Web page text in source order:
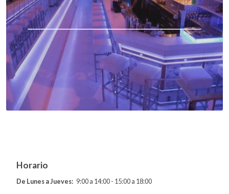
Horario
De Lunes a Jueves: 9:00 a 14:00 - 15:00 a 18:00